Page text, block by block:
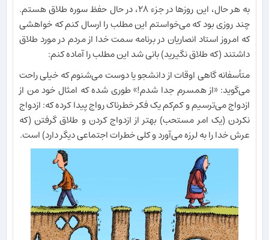
به هر حال، این روزها در جزء ۲۸، در حال حفظ سوره طلاق هستم.
چند روزی بود که می‌خواستم این مطلب را ارسال کنم که خواهشی
که امروز استاد انصاریان در برنامه سمت خدا از مردم در مورد طلاق
داشتند (که طلاق نگیرید) بانی شد این مطلب را آماده کنم:
متأسفانه گاهی اوقات از دانشجو یا دوست می‌شنوم که خیلی راحت
می‌گوید: «از همسرم جدا شدم!» طوری شده که امثال خود من از
ازدواج می‌ترسیم و کم‌کم یک فکر خطرناک رواج پیدا کرده که: ازدواج
نکردن (یک امر مستحب) بهتر از ازدواج کردن و طلاق گرفتن (که
عرش خدا را به لرزه می‌آورد و کلی خطرات اجتماعی دیگر دارد) است.